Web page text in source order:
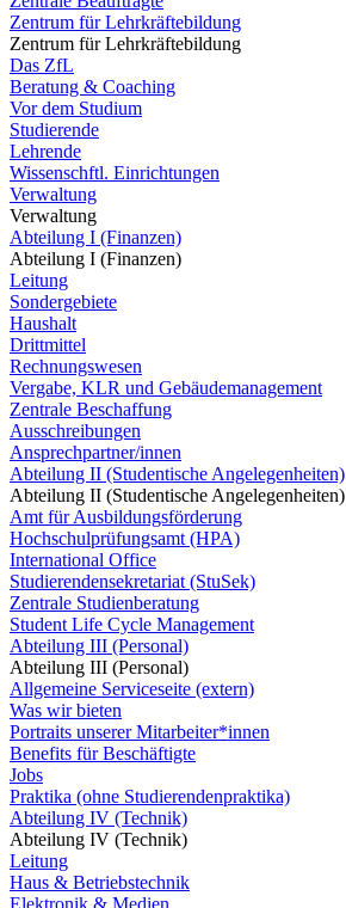
Zentrum für Lehrkräftebildung
Zentrum für Lehrkräftebildung
Das ZfL
Beratung & Coaching
Vor dem Studium
Studierende
Lehrende
Wissenschftl. Einrichtungen
Verwaltung
Verwaltung
Abteilung I (Finanzen)
Abteilung I (Finanzen)
Leitung
Sondergebiete
Haushalt
Drittmittel
Rechnungswesen
Vergabe, KLR und Gebäudemanagement
Zentrale Beschaffung
Ausschreibungen
Ansprechpartner/innen
Abteilung II (Studentische Angelegenheiten)
Abteilung II (Studentische Angelegenheiten)
Amt für Ausbildungsförderung
Hochschulprüfungsamt (HPA)
International Office
Studierendensekretariat (StuSek)
Zentrale Studienberatung
Student Life Cycle Management
Abteilung III (Personal)
Abteilung III (Personal)
Allgemeine Serviceseite (extern)
Was wir bieten
Portraits unserer Mitarbeiter*innen
Benefits für Beschäftigte
Jobs
Praktika (ohne Studierendenpraktika)
Abteilung IV (Technik)
Abteilung IV (Technik)
Leitung
Haus & Betriebstechnik
Elektronik & Medien